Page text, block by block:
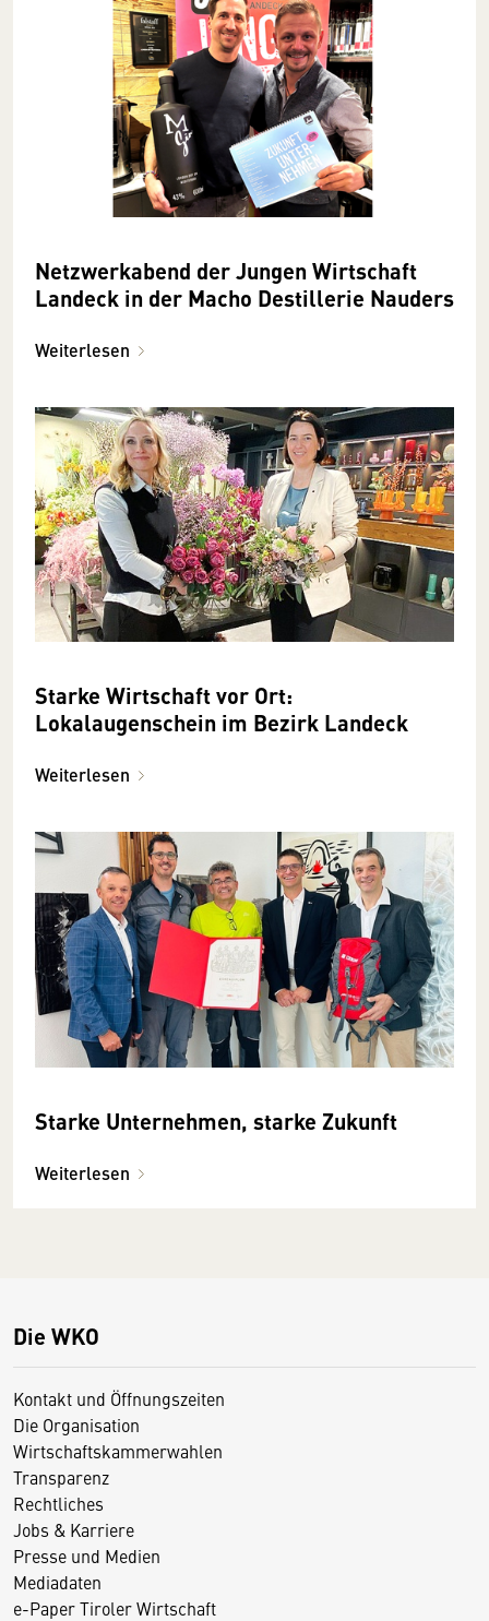
Netzwerkabend der Jungen Wirtschaft
Landeck in der Macho Destillerie Nauders
Weiterlesen
Starke Wirtschaft vor Ort:
Lokalaugenschein im Bezirk Landeck
Weiterlesen
Starke Unternehmen, starke Zukunft
Weiterlesen
Die WKO
Kontakt und Öffnungszeiten
Die Organisation
Wirtschaftskammerwahlen
Transparenz
Rechtliches
Jobs & Karriere
Presse und Medien
Mediadaten
e-Paper Tiroler Wirtschaft